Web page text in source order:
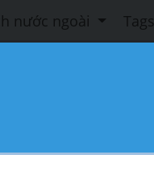
nước ngoài Tags